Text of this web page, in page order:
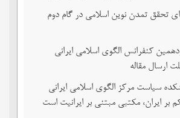
تحقق تمدن نوین اسلامی در گام دوم
کنفرانس الگوی اسلامی ایرانی
ارسال مقاله
سیاست مرکز الگوی اسلامی ایرانی
بر ایران، مکتبی مبتنی بر ایرانیت است